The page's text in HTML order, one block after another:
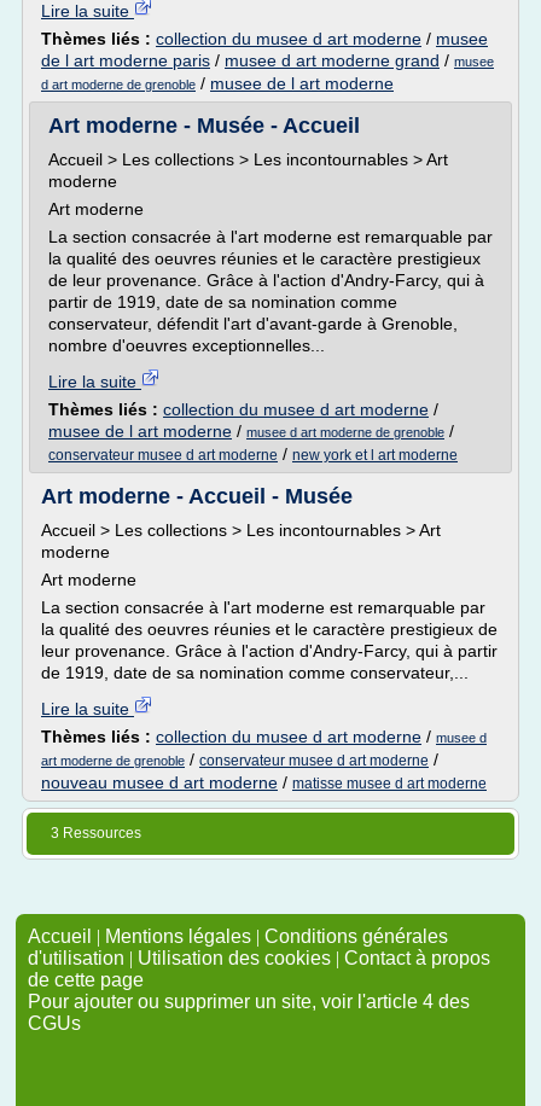
Lire la suite
Thèmes liés : collection du musee d art moderne / musee
de l art moderne paris / musee d art moderne grand / musee
d art moderne de grenoble / musee de l art moderne
Art moderne - Musée - Accueil
Accueil > Les collections > Les incontournables > Art
moderne
Art moderne
La section consacrée à l'art moderne est remarquable par
la qualité des oeuvres réunies et le caractère prestigieux
de leur provenance. Grâce à l'action d'Andry-Farcy, qui à
partir de 1919, date de sa nomination comme
conservateur, défendit l'art d'avant-garde à Grenoble,
nombre d'oeuvres exceptionnelles...
Lire la suite
Thèmes liés : collection du musee d art moderne /
musee de l art moderne / musee d art moderne de grenoble /
conservateur musee d art moderne / new york et l art moderne
Art moderne - Accueil - Musée
Accueil > Les collections > Les incontournables > Art
moderne
Art moderne
La section consacrée à l'art moderne est remarquable par
la qualité des oeuvres réunies et le caractère prestigieux de
leur provenance. Grâce à l'action d'Andry-Farcy, qui à partir
de 1919, date de sa nomination comme conservateur,...
Lire la suite
Thèmes liés : collection du musee d art moderne / musee d
art moderne de grenoble / conservateur musee d art moderne /
nouveau musee d art moderne / matisse musee d art moderne
3 Ressources
Accueil | Mentions légales | Conditions générales
d'utilisation | Utilisation des cookies | Contact à propos
de cette page
Pour ajouter ou supprimer un site, voir l'article 4 des
CGUs